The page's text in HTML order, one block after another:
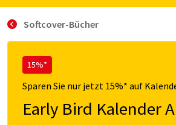
Soft­co­ver-Bücher
15%*
Sparen Sie nur jetzt 15%* auf
Early Bird Kalender